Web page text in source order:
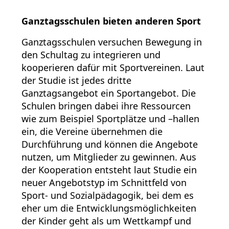
Ganztagsschulen bieten anderen Sport
Ganztagsschulen versuchen Bewegung in
den Schultag zu integrieren und
kooperieren dafür mit Sportvereinen. Laut
der Studie ist jedes dritte
Ganztagsangebot ein Sportangebot. Die
Schulen bringen dabei ihre Ressourcen
wie zum Beispiel Sportplätze und –hallen
ein, die Vereine übernehmen die
Durchführung und können die Angebote
nutzen, um Mitglieder zu gewinnen. Aus
der Kooperation entsteht laut Studie ein
neuer Angebotstyp im Schnittfeld von
Sport- und Sozialpädagogik, bei dem es
eher um die Entwicklungsmöglichkeiten
der Kinder geht als um Wettkampf und